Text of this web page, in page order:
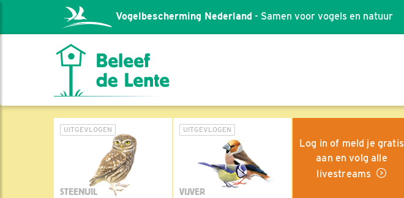
Vogelbescherming Nederland - Samen voor vogels en natuur
UITGEVLOGEN
STEENUIL
UITGEVLOGEN
VIJVER
Log in of meld je gratis
aan en volg alle
livestreams